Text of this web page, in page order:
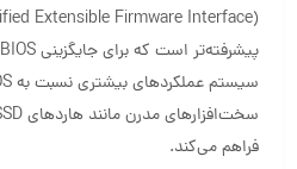
فراهم می‌کند.